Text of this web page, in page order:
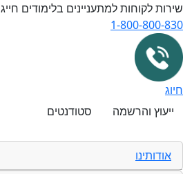
לקוחות למתעניינים בלימודים חייגו :
1-800-800-
ייעוץ והרשמה
סטודנטים
אודותינו